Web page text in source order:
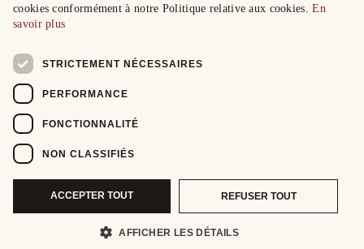
cookies conformément à notre Politique relative aux cookies.En
savoir plus
STRICTEMENT NÉCESSAIRES
PERFORMANCE
FONCTIONNALITÉ
NON CLASSIFIÉS
ACCEPTER TOUT REFUSER TOUT
AFFICHER LES DÉTAILS